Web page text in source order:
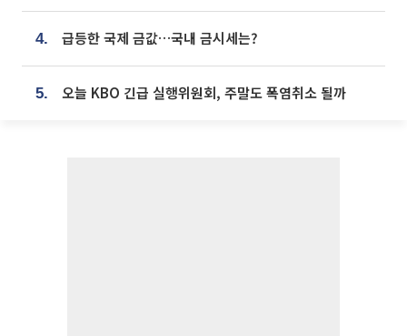
4. 급등한 국제 금값…국내 금시세는?
5. 오늘 KBO 긴급 실행위원회, 주말도 폭염취소 될까